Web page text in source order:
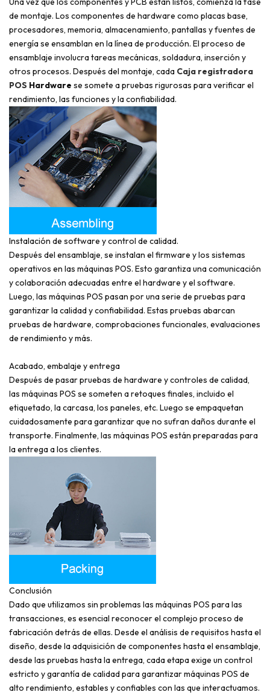
de montaje. Los componentes de hardware como placas base,
procesadores, memoria, almacenamiento, pantallas y fuentes de
energía se ensamblan en la línea de producción. El proceso de
ensamblaje involucra tareas mecánicas, soldadura, inserción y
otros procesos. Después del montaje, cada Caja registradora
POS Hardware se somete a pruebas rigurosas para verificar el
rendimiento, las funciones y la confiabilidad.
Instalación de software y control de calidad.
Después del ensamblaje, se instalan el firmware y los sistemas
operativos en las máquinas POS. Esto garantiza una comunicación
y colaboración adecuadas entre el hardware y el software.
Luego, las máquinas POS pasan por una serie de pruebas para
garantizar la calidad y confiabilidad. Estas pruebas abarcan
pruebas de hardware, comprobaciones funcionales, evaluaciones
de rendimiento y más.
Acabado, embalaje y entrega
Después de pasar pruebas de hardware y controles de calidad,
las máquinas POS se someten a retoques finales, incluido el
etiquetado, la carcasa, los paneles, etc. Luego se empaquetan
cuidadosamente para garantizar que no sufran daños durante el
transporte. Finalmente, las máquinas POS están preparadas para
la entrega a los clientes.
Conclusión
Dado que utilizamos sin problemas las máquinas POS para las
transacciones, es esencial reconocer el complejo proceso de
fabricación detrás de ellas. Desde el análisis de requisitos hasta el
diseño, desde la adquisición de componentes hasta el ensamblaje,
desde las pruebas hasta la entrega, cada etapa exige un control
estricto y garantía de calidad para garantizar máquinas POS de
alto rendimiento, estables y confiables con las que interactuamos.